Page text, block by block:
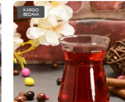
KARGO
BEDAVA